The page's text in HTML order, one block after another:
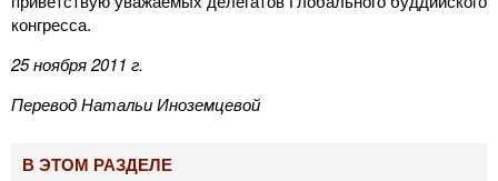
конгресса.
25 ноября 2011 г.
Перевод Натальи Иноземцевой
В ЭТОМ РАЗДЕЛЕ